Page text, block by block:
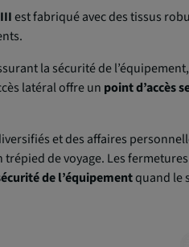
est fabriqué avec des tissus
la sécurité de
latéral offre un point d’accès
et des affaires
trépied de voyage. Les fermetures
de l’équipementquand le